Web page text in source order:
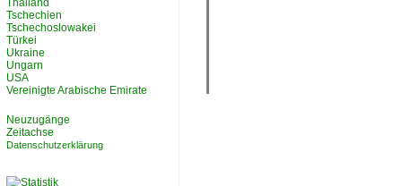
Thailand
Tschechien
Tschechoslowakei
Türkei
Ukraine
Ungarn
USA
Vereinigte Arabische Emirate
Neuzugänge
Zeitachse
Datenschutzerklärung